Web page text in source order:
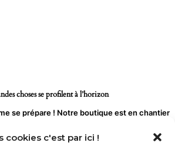
cookies c'est par ici !
choses se profilent à l’horizon
se prépare ! Notre boutique est en chantier